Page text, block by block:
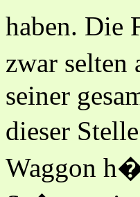
haben. Die
zwar
seiner
dieser
Waggon